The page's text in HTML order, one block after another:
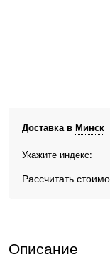
Доставка в Минск
Укажите индекс:
Рассчитать
Описание